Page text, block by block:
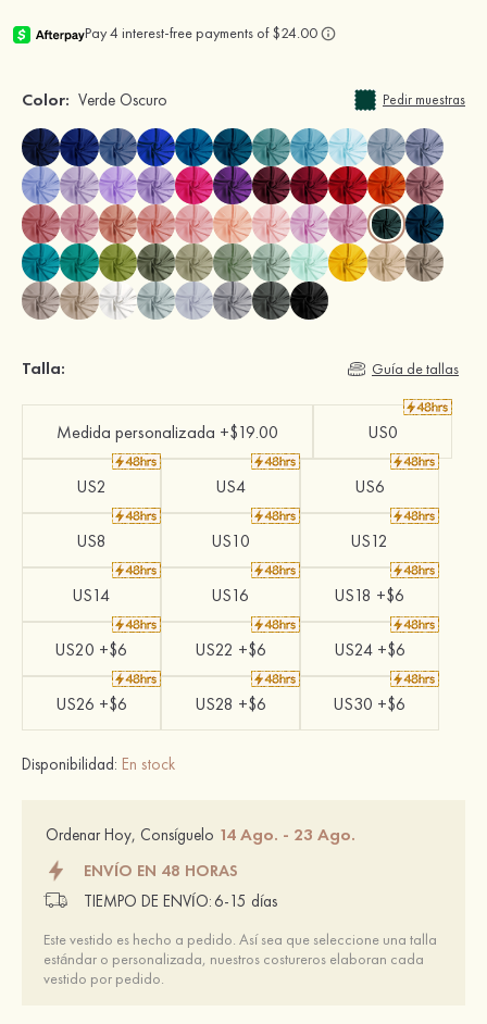
Color: Verde Oscuro Pedir muestras
Talla: Guía de tallas
Medida personalizada +$19.00 US0
US2 US4 US6
US8 US10 US12
US14 US16 US18 +$6
US20 +$6 US22 +$6 US24 +$6
US26 +$6 US28 +$6 US30 +$6
Disponibilidad: En stock
Ordenar Hoy, Consíguelo 14 Ago. - 23 Ago.
ENVÍO EN 48 HORAS
TIEMPO DE ENVÍO: 6-15 días
Este vestido es hecho a pedido. Así sea que seleccione una talla
estándar o personalizada, nuestros costureros elaboran cada
vestido por pedido.